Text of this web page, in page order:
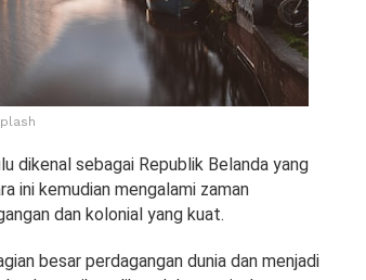
dikenal sebagai Republik Belanda yang
ini kemudian mengalami zaman
dan kolonial yang kuat.
besar perdagangan dunia dan menjadi